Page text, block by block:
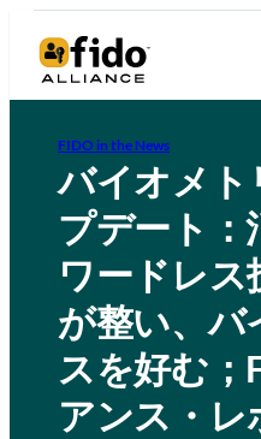
FIDO in the News
バイオメト
プデート：
ワードレス
が整い、バ
スを好む；
アンス・レ